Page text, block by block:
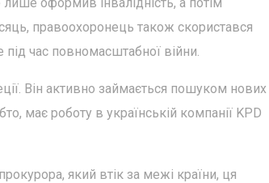
правоохоронець також скористався
під час повномасштабної війни.
Він активно займається пошуком нових
має роботу в українській компанії KPD
який втік за межі країни, ця